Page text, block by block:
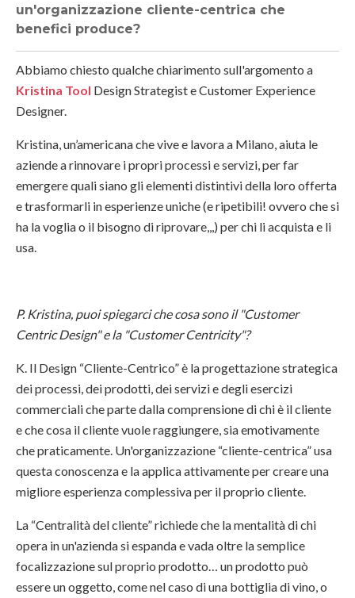
un'organizzazione cliente-centrica che
benefici produce?
Abbiamo chiesto qualche chiarimento sull'argomento a
Kristina Tool Design Strategist e Customer Experience
Designer.
Kristina, un’americana che vive e lavora a Milano, aiuta le
aziende a rinnovare i propri processi e servizi, per far
emergere quali siano gli elementi distintivi della loro offerta
e trasformarli in esperienze uniche (e ripetibili! ovvero che si
ha la voglia o il bisogno di riprovare,,,) per chi li acquista e li
usa.
P. Kristina, puoi spiegarci che cosa sono il "Customer
Centric Design" e la "Customer Centricity"?
K. Il Design “Cliente-Centrico” è la progettazione strategica
dei processi, dei prodotti, dei servizi e degli esercizi
commerciali che parte dalla comprensione di chi è il cliente
e che cosa il cliente vuole raggiungere, sia emotivamente
che praticamente. Un'organizzazione “cliente-centrica” usa
questa conoscenza e la applica attivamente per creare una
migliore esperienza complessiva per il proprio cliente.
La “Centralità del cliente” richiede che la mentalità di chi
opera in un'azienda si espanda e vada oltre la semplice
focalizzazione sul proprio prodotto… un prodotto può
essere un oggetto, come nel caso di una bottiglia di vino, o